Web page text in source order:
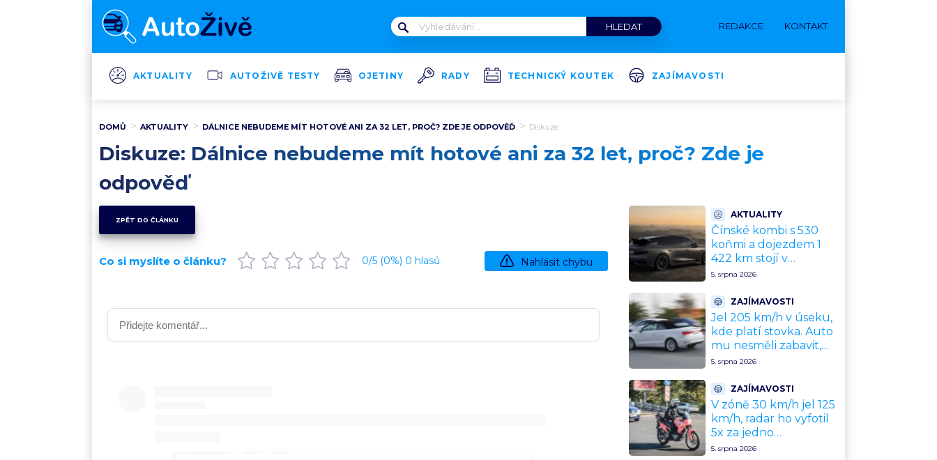
REDAKCE KONTAKT
AKTUALITY AUTOŽIVĚ TESTY OJETINY RADY TECHNICKÝ KOUTEK ZAJÍMAVOSTI
DOMŮ AKTUALITY DÁLNICE NEBUDEME MÍT HOTOVÉ ANI ZA 32 LET, PROČ? ZDE JE ODPOVĚĎ Diskuze
Diskuze: Dálnice nebudeme mít hotové ani za 32 let, proč? Zde je
odpověď
ZPĚT DO ČLÁNKU
Co si myslíte o článku? 0/5 (0%) 0 hlasů Nahlásit chybu
AKTUALITY
Čínské kombi s 530
koňmi a dojezdem 1
422 km stojí v
přepočtu 675 000 Kč.
VW a BMW mají
problém
5. srpna 2026
ZAJÍMAVOSTI
Jel 205 km/h v úseku,
kde platí stovka. Auto
mu nesměli zabavit,
patří leasingové firmě.
5. srpna 2026
ZAJÍMAVOSTI
V zóně 30 km/h jel 125
km/h, radar ho vyfotil
5x za jedno
odpoledne. Policie
5. srpna 2026